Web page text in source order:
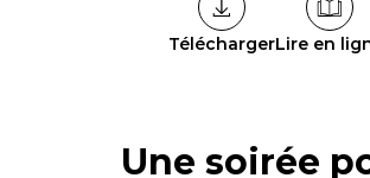
TéléchargerLire en
Une soirée